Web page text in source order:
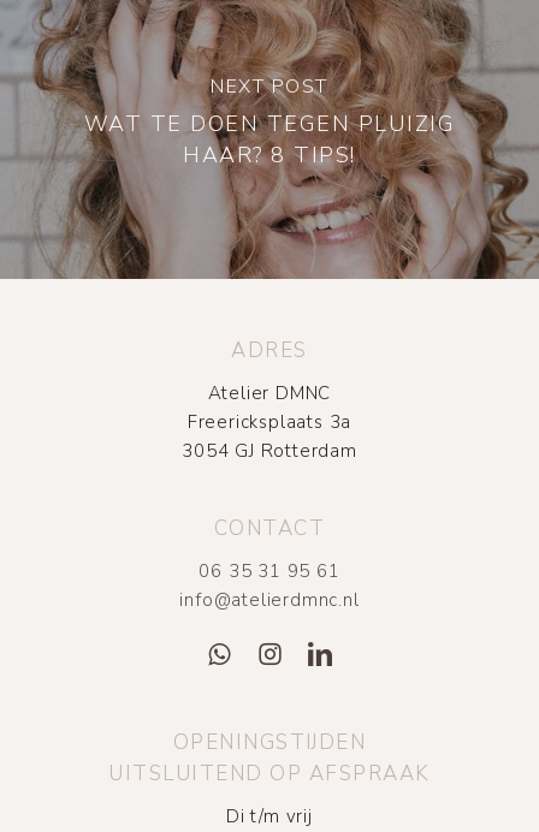
NEXT POST
WAT TE DOEN TEGEN PLUIZIG
HAAR? 8 TIPS!
ADRES
Atelier DMNC
Freericksplaats 3a
3054 GJ Rotterdam
CONTACT
06 35 31 95 61
info@atelierdmnc.nl
OPENINGSTIJDEN
UITSLUITEND OP AFSPRAAK
Di t/m vrij